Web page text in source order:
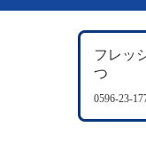
フレッ
つ
0596-23-